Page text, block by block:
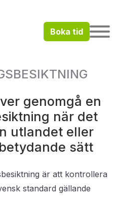
Boka tid
genomgå en
när det
utlandet eller
sätt
är att kontrollera
standard gällande